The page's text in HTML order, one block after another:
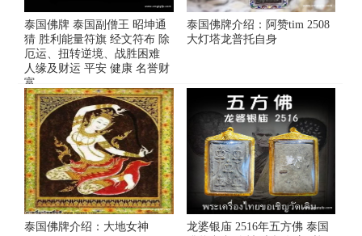
泰国佛牌 泰国副僧王 昭坤通
猜 胜利能量符旗 经文符布 除
厄运、扭转逆境、战胜困难
人缘及财运 平安 健康 名誉财
富
泰国佛牌介绍：阿赞tim 2508
大灯塔龙普托自身
泰国佛牌介绍：大地女神
龙婆银庙 2516年五方佛 泰国